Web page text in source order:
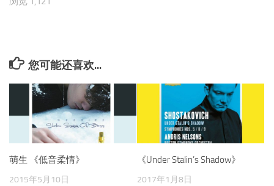
您可能还喜欢...
萌生 《低音柔情》
2015年5月10日
《Under Stalin’s Shadow》
2017年1月8日